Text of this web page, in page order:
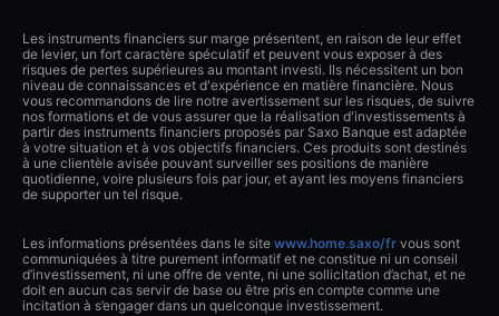
Les instruments financiers sur marge présentent, en raison de leur effet
de levier, un fort caractère spéculatif et peuvent vous exposer à des
risques de pertes supérieures au montant investi. Ils nécessitent un bon
niveau de connaissances et d'expérience en matière financière. Nous
vous recommandons de lire notre avertissement sur les risques, de suivre
nos formations et de vous assurer que la réalisation d'investissements à
partir des instruments financiers proposés par Saxo Banque est adaptée
à votre situation et à vos objectifs financiers. Ces produits sont destinés
à une clientèle avisée pouvant surveiller ses positions de manière
quotidienne, voire plusieurs fois par jour, et ayant les moyens financiers
de supporter un tel risque.
Les informations présentées dans le site www.home.saxo/fr vous sont
communiquées à titre purement informatif et ne constitue ni un conseil
d’investissement, ni une offre de vente, ni une sollicitation d’achat, et ne
doit en aucun cas servir de base ou être pris en compte comme une
incitation à s’engager dans un quelconque investissement.